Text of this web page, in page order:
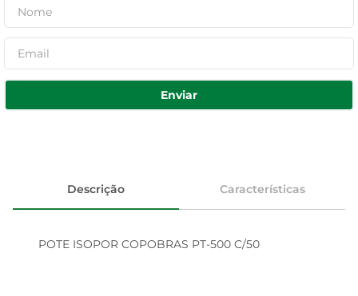
Enviar
Descrição Características
POTE ISOPOR COPOBRAS PT-500 C/50